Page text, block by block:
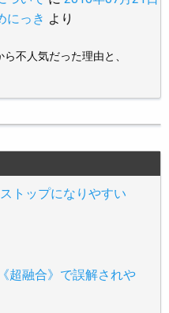
にっき より
不人気だった理由と、
トップになりやすい
超融合》で誤解されや